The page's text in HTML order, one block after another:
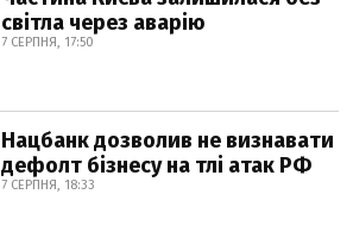
світла через аварію
7 СЕРПНЯ, 17:50
Нацбанк дозволив не визнавати
дефолт бізнесу на тлі атак РФ
7 СЕРПНЯ, 18:33